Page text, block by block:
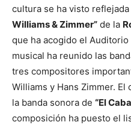
cultura se ha visto
Williams & Zimmer” de la
que ha acogido el
musical ha reunido las
tres compositores
Williams y Hans Zimmer.
la banda sonora de “El
composición ha puesto el